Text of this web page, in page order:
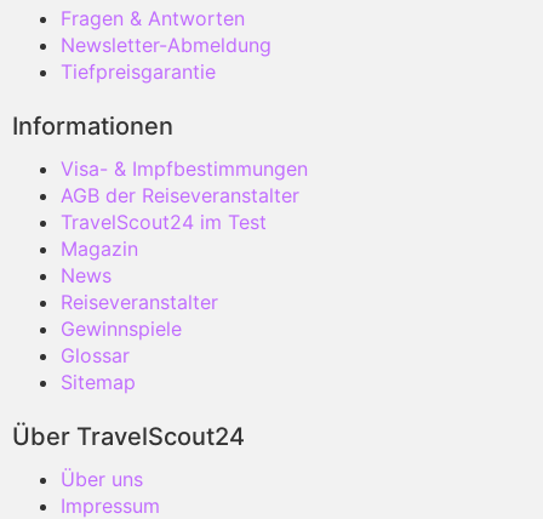
Fragen & Antworten
Newsletter-Abmeldung
Tiefpreisgarantie
Informationen
Visa- & Impfbestimmungen
AGB der Reiseveranstalter
TravelScout24 im Test
Magazin
News
Reiseveranstalter
Gewinnspiele
Glossar
Sitemap
Über TravelScout24
Über uns
Impressum